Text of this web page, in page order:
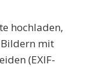
hochladen,
Bildern mit
(EXIF-